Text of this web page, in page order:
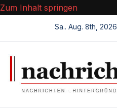
Zum Inhalt springen
Sa.. Aug. 8th, 2026